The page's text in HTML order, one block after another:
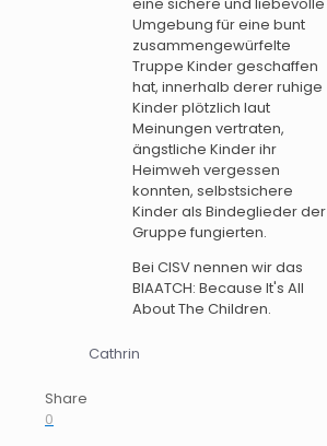
Umgebung für eine bunt
zusammengewürfelte
Truppe Kinder geschaffen
hat, innerhalb derer ruhige
Kinder plötzlich laut
Meinungen vertraten,
ängstliche Kinder ihr
Heimweh vergessen
konnten, selbstsichere
Kinder als Bindeglieder der
Gruppe fungierten.
Bei CISV nennen wir das
BIAATCH: Because It's All
About The Children.
Cathrin
Share
0